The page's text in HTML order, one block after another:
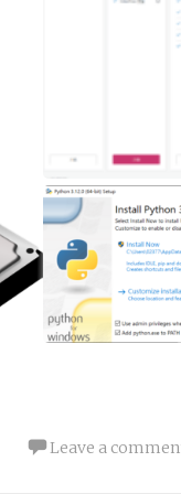
Leave a